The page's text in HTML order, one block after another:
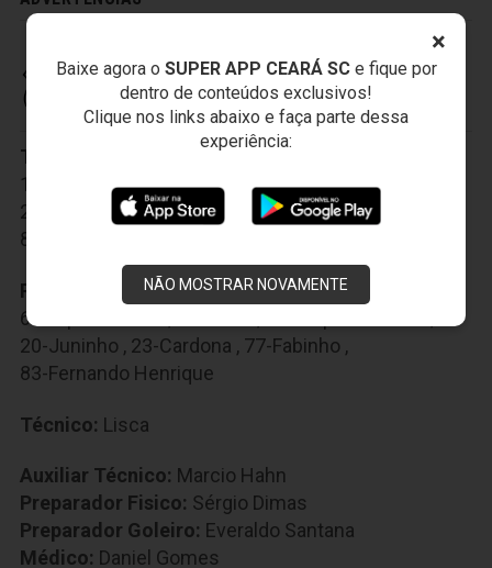
×
Baixe agora o SUPER APP CEARÁ SCe fique por
dentro de conteúdos exclusivos!
Clique nos links abaixo e faça parte dessa
experiência:
NÃO MOSTRAR NOVAMENTE
CEARÁ SPORTING CLUB
Titulares: 5-Edinho
13-Luiz Otávio,22-Samuel Xavier,25-Calyson
26-Richardson,36-Tiago Alves ,40-Arthur
80-Leandro Carvalho
Reservas: 3-Valdo,4-Eduardo Brock,
6-Felipe Jonatan
20-Juninho , 23-Cardona , 77-Fabinho ,
83-Fernando Henrique
Técnico: Lisca
Auxiliar Técnico: Marcio Hahn
Preparador Fisico: Sérgio Dimas
Preparador Goleiro: Everaldo Santana
Médico: Daniel Gomes